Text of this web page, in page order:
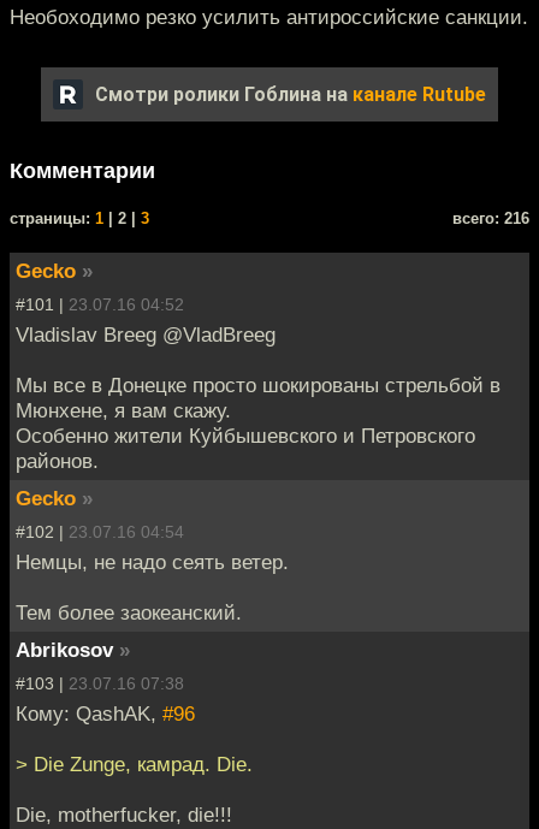
Необоходимо резко усилить антироссийские санкции.
Смотри ролики Гоблина на канале Rutube
Комментарии
cтраницы: 1 | 2 | 3 всего: 216
Gecko »
#101 | 23.07.16 04:52
Vladislav Breeg @VladBreeg
Мы все в Донецке просто шокированы стрельбой в
Мюнхене, я вам скажу.
Особенно жители Куйбышевского и Петровского
районов.
Gecko »
#102 | 23.07.16 04:54
Немцы, не надо сеять ветер.
Тем более заокеанский.
Abrikosov »
#103 | 23.07.16 07:38
Кому: QashAK, #96
> Die Zunge, камрад. Die.
Die, motherfucker, die!!!